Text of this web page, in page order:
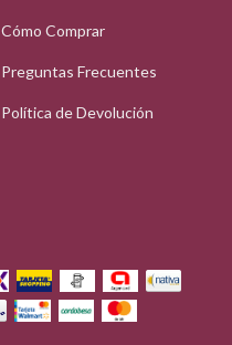
Cómo Comprar
Preguntas Frecuentes
Política de Devolución